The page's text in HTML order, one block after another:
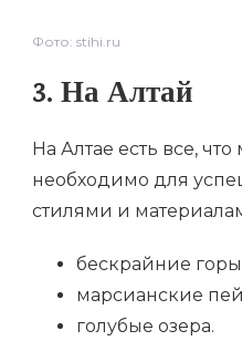
Фото: stihi.ru
3. На Алтай
На Алтае есть все,
необходимо для
стилями и
бескрайние
марсианские
голубые озера.